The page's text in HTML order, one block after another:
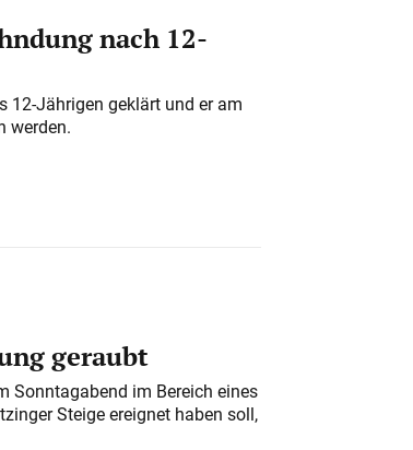
nach 12-
12-Jährigen geklärt und er am
werden.
geraubt
Sonntagabend im Bereich eines
Steige ereignet haben soll,